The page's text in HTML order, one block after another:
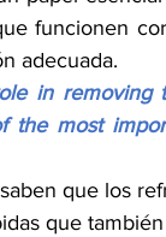
funcionen
adecuada.
in removing
the most
que los
que